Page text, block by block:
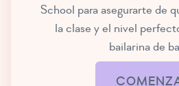
School para asegurarte de
la clase y el nivel
bailarina de